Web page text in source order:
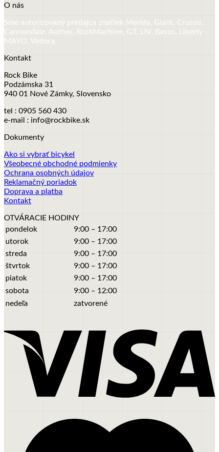
O nás
Sme autorizovaný predajca značiek Merida, Giant, Crussis,
Cannondale, Author, RockMachine, GT, LIV, Basso, Liberty -
MAYO, Vedora.
Kontakt
Rock Bike
Podzámska 31
940 01 Nové Zámky, Slovensko
tel : 0905 560 430
e-mail : info@rockbike.sk
Dokumenty
Ako si vybrať bicykel
Všeobecné obchodné podmienky
Ochrana osobných údajov
Reklamačný poriadok
Doprava a platba
Kontakt
OTVÁRACIE HODINY
pondelok
9:00 – 17:00
utorok
9:00 – 17:00
streda
9:00 – 17:00
štvrtok
9:00 – 17:00
piatok
9:00 – 17:00
sobota
9:00 – 12:00
nedeľa
zatvorené